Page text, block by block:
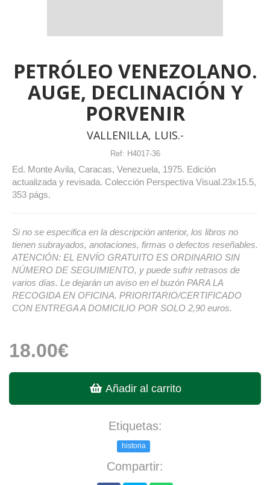
PETRÓLEO VENEZOLANO.
AUGE, DECLINACIÓN Y
PORVENIR
VALLENILLA, LUIS.-
Ref: H4017-36
Ed. Monte Avila, Caracas, Venezuela, 1975. Edición
actualizada y revisada. Colección Perspectiva Visual.23x15.5,
353 págs.
Si no se especifica en la descripción anterior, los libros no
tienen subrayados, anotaciones, firmas o defectos reseñables.
ATENCIÓN: EL ENVÍO GRATUITO ES ORDINARIO SIN
NÚMERO DE SEGUIMIENTO, y puede sufrir retrasos de
varios días. Le dejarán un aviso en el buzón PARA LA
RECOGIDA EN OFICINA. PRIORITARIO/CERTIFICADO
CON ENTREGA A DOMICILIO POR SOLO 2,90 euros.
18.00€
Añadir al carrito
Etiquetas:
historia
Compartir: